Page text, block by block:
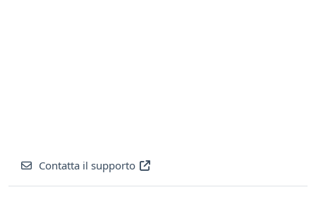
Contatta il supporto